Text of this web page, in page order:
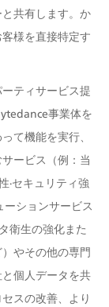
共有します。か
様を直接特定す
ティサービス提
事業体を
て機能を実行、
ービス（例：当
·セキュリティ強
ーションサービス
衛生の強化また
やその他の専門
個人データを共
スの改善、より